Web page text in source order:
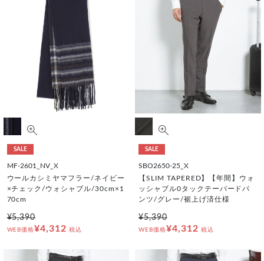
SALE
MF-2601_NV_X
ウールカシミヤマフラー/ネイビー
×チェック/ウォシャブル/30cm×1
70cm
¥5,390
WEB価格¥4,312 税込
SALE
SBO2650-25_X
【SLIM TAPERED】【年間】ウォ
ッシャブル0タックテーパードパ
ンツ/グレー/裾上げ済仕様
¥5,390
WEB価格¥4,312 税込